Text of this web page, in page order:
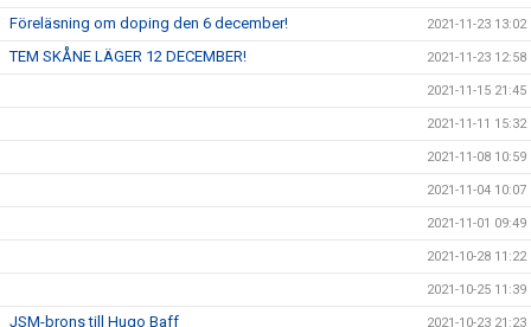
Föreläsning om doping den 6 december! 2021-11-23 13:02
TEM SKÅNE LÄGER 12 DECEMBER! 2021-11-23 12:58
2021-11-15 21:45
2021-11-11 15:32
2021-11-08 10:59
2021-11-04 10:07
2021-11-01 09:49
2021-10-28 11:22
2021-10-25 11:39
JSM-brons till Hugo Baff 2021-10-23 21:23